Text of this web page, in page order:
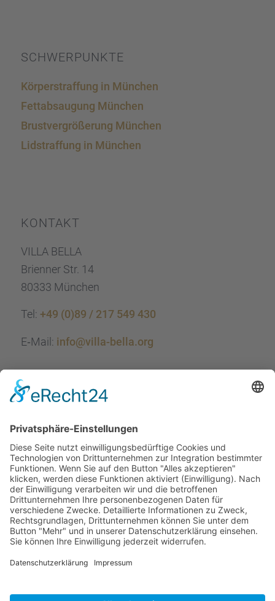
SCHWER­PUNKTE
Körper­straf­fung in München
Fettab­sau­gung München
Brust­ver­grö­ße­rung München
Lidstraf­fung in München
KONTAKT
VILLA BELLA
Brien­ner Str. 14
80333 München
Tel: +49 (0)89 / 217 549 430
E‑Mail: info@villa-bella.org
ÖFFNUNGS­ZEI­TEN
Mo-Do: 09:00 — 20:00 Uhr
Fr: 09:00 — 18:00 Uhr
Sa*: 10:00 — 18:00 Uhr
*auf Anfrage 3x im Monat
© Copyright 2024 - Villa Bella |Cookie-